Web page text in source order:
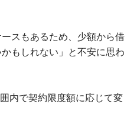
スもあるため、少額から借
もしれない」と不安に思わ
内で契約限度額に応じて変